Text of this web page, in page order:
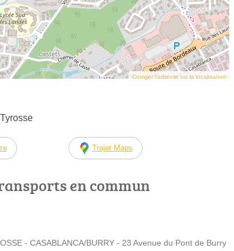
Corriger l’adresse ou la localisation
Trajet Maps
en commun
- CASABLANCA/BURRY - 23 Avenue du Pont de Burry